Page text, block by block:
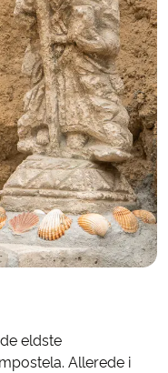
eldste
Allerede i